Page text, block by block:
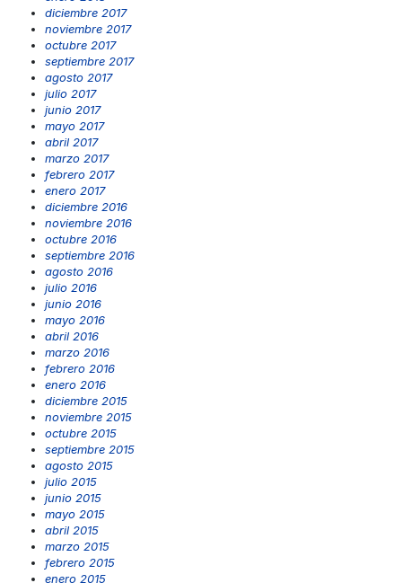
diciembre 2017
noviembre 2017
octubre 2017
septiembre 2017
agosto 2017
julio 2017
junio 2017
mayo 2017
abril 2017
marzo 2017
febrero 2017
enero 2017
diciembre 2016
noviembre 2016
octubre 2016
septiembre 2016
agosto 2016
julio 2016
junio 2016
mayo 2016
abril 2016
marzo 2016
febrero 2016
enero 2016
diciembre 2015
noviembre 2015
octubre 2015
septiembre 2015
agosto 2015
julio 2015
junio 2015
mayo 2015
abril 2015
marzo 2015
febrero 2015
enero 2015